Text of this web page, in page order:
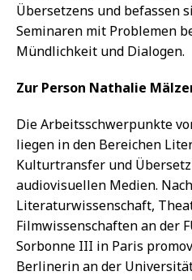
Übersetzens und befassen
Seminaren mit Problemen
Mündlichkeit und Dialogen.
Zur Person Nathalie
Die Arbeitsschwerpunkte
liegen in den Bereichen
Kulturtransfer und
audiovisuellen Medien.
Literaturwissenschaft,
Filmwissenschaften an der
Sorbonne III in Paris
Berlinerin an der